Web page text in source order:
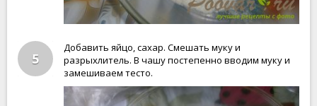
5
Добавить яйцо, сахар. Смешать муку и
разрыхлитель. В чашу постепенно вводим муку и
замешиваем тесто.